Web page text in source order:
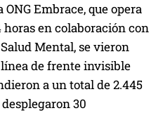
Embrace, que opera
en colaboración con
Mental, se vieron
de frente invisible
a un total de 2.445
30